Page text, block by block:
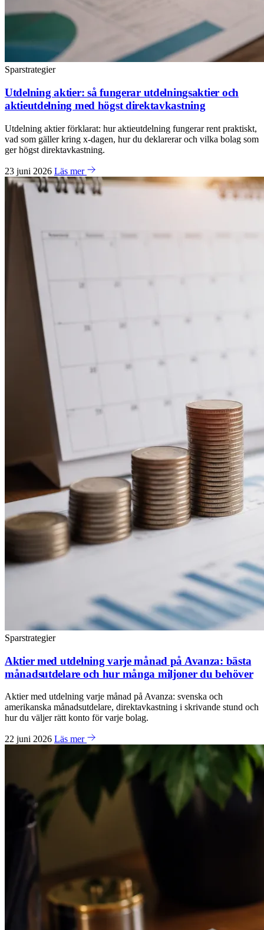
Sparstrategier
Utdelning aktier: så fungerar utdelningsaktier och
aktieutdelning med högst direktavkastning
Utdelning aktier förklarat: hur aktieutdelning fungerar rent praktiskt,
vad som gäller kring x-dagen, hur du deklarerar och vilka bolag som
ger högst direktavkastning.
23 juni 2026 Läs mer
Sparstrategier
Aktier med utdelning varje månad på Avanza: bästa
månadsutdelare och hur många miljoner du behöver
Aktier med utdelning varje månad på Avanza: svenska och
amerikanska månadsutdelare, direktavkastning i skrivande stund och
hur du väljer rätt konto för varje bolag.
22 juni 2026 Läs mer